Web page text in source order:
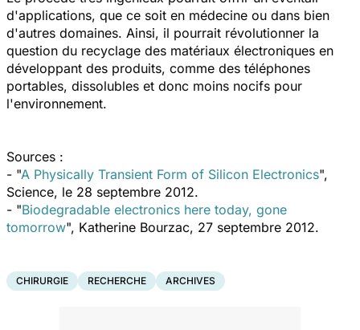
d'applications, que ce soit en médecine ou dans bien
d'autres domaines. Ainsi, il pourrait révolutionner la
question du recyclage des matériaux électroniques en
développant des produits, comme des téléphones
portables, dissolubles et donc moins nocifs pour
l'environnement.
Sources :
- "A Physically Transient Form of Silicon Electronics",
Science, le 28 septembre 2012.
- "Biodegradable electronics here today, gone
tomorrow", Katherine Bourzac, 27 septembre 2012.
CHIRURGIE RECHERCHE ARCHIVES